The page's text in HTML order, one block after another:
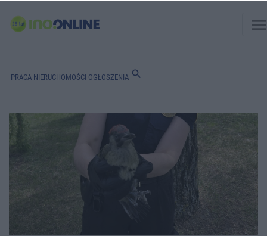
PRACA NIERUCHOMOŚCI OGŁOSZENIA search